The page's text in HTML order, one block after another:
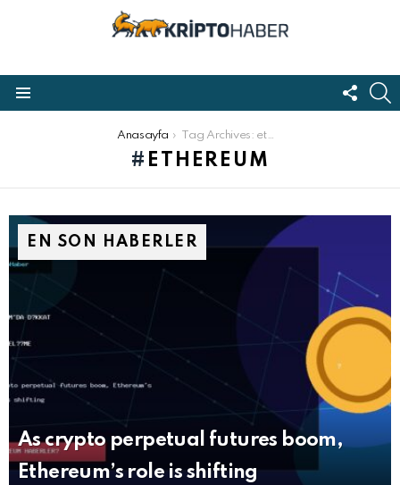
US
Anasayfa Tag Archives: ethereum
ETHEREUM
EN SON HABERLER
As crypto perpetual futures boom,
Ethereum’s role is shifting